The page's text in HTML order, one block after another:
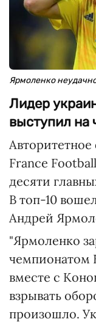
Ярмоленко
Лидер
выступил на
France
десяти
В топ-10
Андрей
"Ярмоленко
чемпионатом
вместе с
взрывать
произошло.